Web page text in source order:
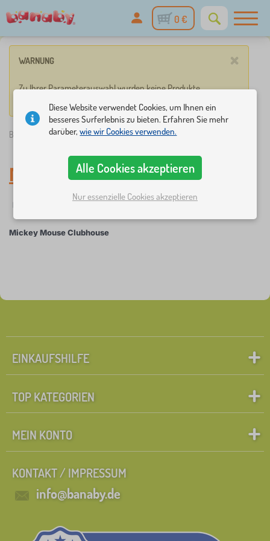
0 €
×
WARNUNG
Zu Ihrer Parameterauswahl wurden keine Produkte
Banaby.de » Mickey Mouse Clubhouse
Mickey Mouse Clubhouse
Filter Märchenfiguren
FILTERN
Mickey Mouse Clubhouse
EINKAUFSHILFE
TOP KATEGORIEN
MEIN KONTO
KONTAKT / IMPRESSUM
info@banaby.de
Diese Website verwendet Cookies, um Ihnen ein
besseres Surferlebnis zu bieten. Erfahren Sie mehr
darüber,wie wir Cookies verwenden.
Alle Cookies akzeptieren
Nur essenzielle Cookies akzeptieren